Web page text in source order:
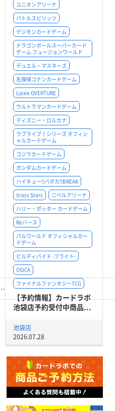
ユニオンアリーナ
バトルスピリッツ
デジモンカードゲーム
ドラゴンボールスーパーカード
ゲーム フュージョンワールド
デュエル・マスターズ
名探偵コナンカードゲーム
Lycee OVERTURE
ウルトラマンカードゲーム
ディズニー・ロルカナ
ラブライブ！シリーズ オフィシ
ャルカードゲーム
ゴジラカードゲーム
ガンダムカードゲーム
ハイキュー!!バボカ!!BREAK
Xross Stars
ニベルアリーナ
ハリー・ポッター カードゲーム
Reバース
パルワールド オフィシャルカー
ドゲーム
ビルディバイド -ブライト-
OSICA
ファイナルファンタジーTCG
【予約情報】カードラボ
池袋店予約受付中商品...
池袋店
2026.07.28
【ガンダムカードゲーム】